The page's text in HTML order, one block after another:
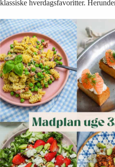
klassiske hverdagsfavoritter.